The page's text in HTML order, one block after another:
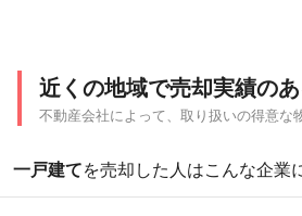
近くの地域で売却実績の
不動産会社によって、取り扱いの得意な
一戸建てを売却した人はこんな企業